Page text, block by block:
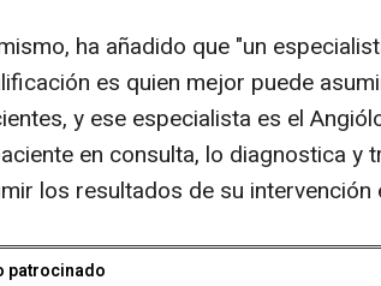
ha añadido que "un
es quien mejor puede
y ese especialista es el
en consulta, lo diagnostica y
los resultados de su intervención
patrocinado